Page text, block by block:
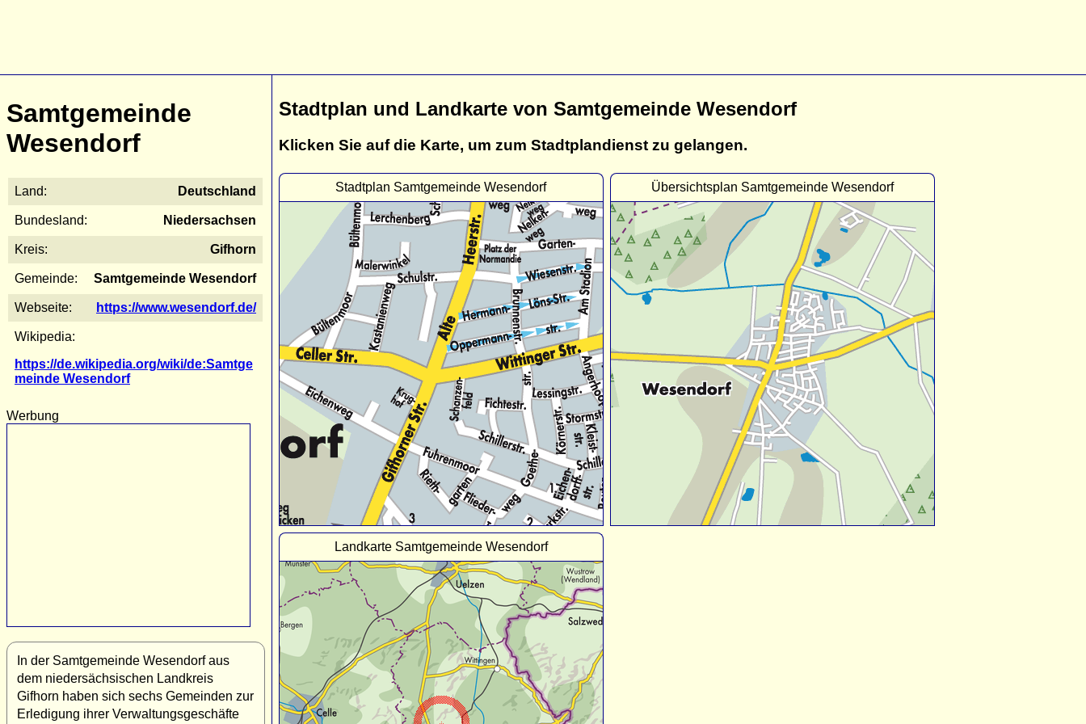
Samtgemeinde
Wesendorf
Land: Deutschland
Bundesland: Niedersachsen
Kreis: Gifhorn
Gemeinde: Samtgemeinde Wesendorf
Webseite: https://www.wesendorf.de/
Wikipedia:
https://de.wikipedia.org/wiki/de:Samtge
meinde Wesendorf
Werbung
In der Samtgemeinde Wesendorf aus
dem niedersächsischen Landkreis
Gifhorn haben sich sechs Gemeinden zur
Erledigung ihrer Verwaltungsgeschäfte
Stadtplan und Landkarte von Samtgemeinde Wesendorf
Klicken Sie auf die Karte, um zum Stadtplandienst zu gelangen.
Stadtplan Samtgemeinde Wesendorf Übersichtsplan Samtgemeinde Wesendorf
Landkarte Samtgemeinde Wesendorf